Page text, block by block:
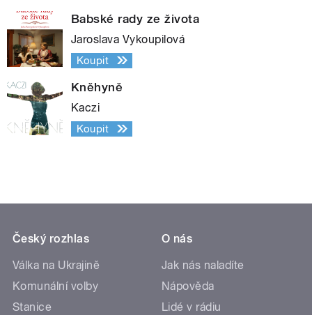
Babské rady ze života
Jaroslava Vykoupilová
Koupit
Kněhyně
Kaczi
Koupit
Český rozhlas
Válka na Ukrajině
Komunální volby
Stanice
O nás
Jak nás naladíte
Nápověda
Lidé v rádiu